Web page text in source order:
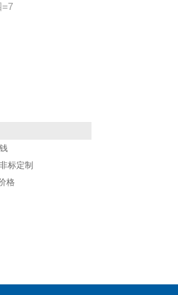
标定制
格